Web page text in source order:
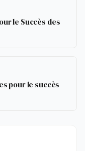
le Succès des
pour le succès